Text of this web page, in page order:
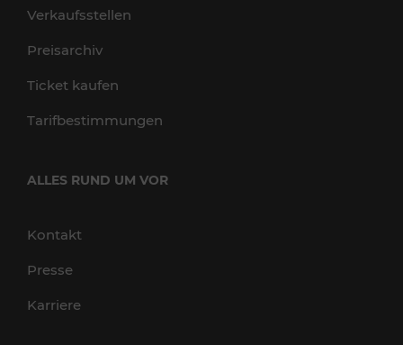
Verkaufsstellen
Preisarchiv
Ticket kaufen
Tarifbestimmungen
ALLES RUND UM VOR
Kontakt
Presse
Karriere